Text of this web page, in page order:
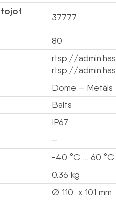
37777
80
rtsp://
rtsp://
Dome – Metāls
Balts
IP67
–
-40 °C … 60 °C
0.36 kg
Ø 110 x 101 mm